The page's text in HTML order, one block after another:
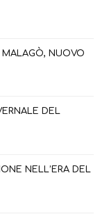
MALAGÒ, NUOVO
DEL
NELL’ERA DEL